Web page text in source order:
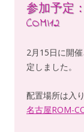
参加予定
COMI12
2月15日に開
定しました。
配置場所は入
名古屋ROM-